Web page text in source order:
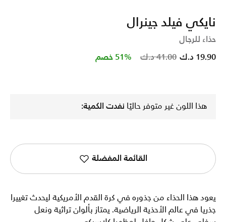
نايكي فيلد جينرال
حذاء للرجال
Price reduced from
41.00 د.ك to 19.90 د.ك 51% خصم
هذا اللون غير متوفر حاليًا نفدت الكمية:
القائمة المفضلة
يعود هذا الحذاء من جذوره في كرة القدم الأمريكية ليحدث تغييرا
جذريا في عالم الأحذية الرياضية. يمتاز بألوان تراثية ونعل